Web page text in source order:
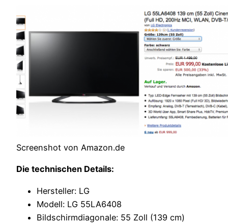
Screenshot von Amazon.de
Die technischen Details:
Hersteller: LG
Modell: LG 55LA6408
Bildschirmdiagonale: 55 Zoll (139 cm)